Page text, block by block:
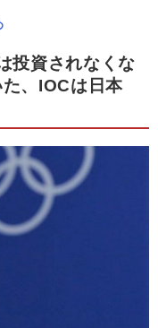
投資されなくな
、IOCは日本